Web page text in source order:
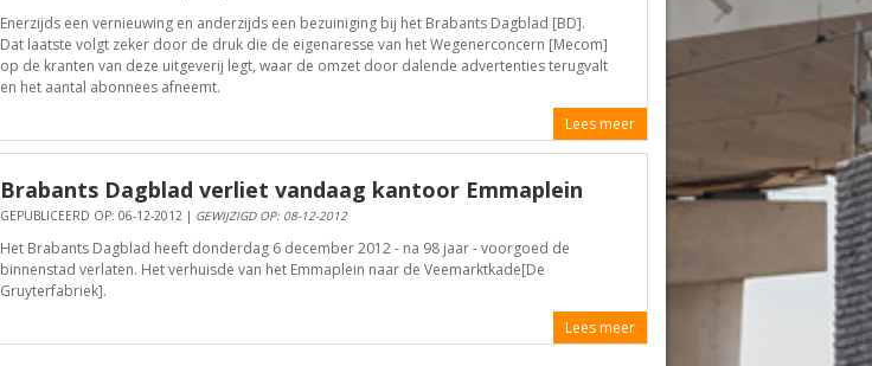
Enerzijds een vernieuwing en anderzijds een bezuiniging bij het Brabants Dagblad [BD].
Dat laatste volgt zeker door de druk die de eigenaresse van het Wegenerconcern [Mecom]
op de kranten van deze uitgeverij legt, waar de omzet door dalende advertenties terugvalt
en het aantal abonnees afneemt.
Lees meer
Brabants Dagblad verliet vandaag kantoor Emmaplein
GEPUBLICEERD OP: 06-12-2012 | GEWIJZIGD OP: 08-12-2012
Het Brabants Dagblad heeft donderdag 6 december 2012 - na 98 jaar - voorgoed de
binnenstad verlaten. Het verhuisde van het Emmaplein naar de Veemarktkade[De
Gruyterfabriek].
Lees meer